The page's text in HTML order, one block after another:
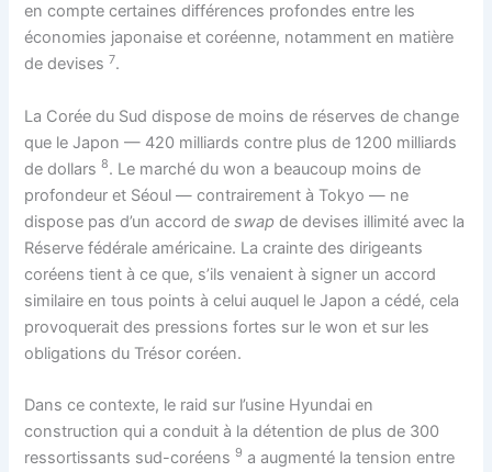
en compte certaines différences profondes entre les
économies japonaise et coréenne, notamment en matière
de devises 7.
La Corée du Sud dispose de moins de réserves de change
que le Japon — 420 milliards contre plus de 1200 milliards
de dollars8. Le marché du won a beaucoup moins de
profondeur et Séoul — contrairement à Tokyo — ne
dispose pas d’un accord deswap de devises illimité avec la
Réserve fédérale américaine. La crainte des dirigeants
coréens tient à ce que, s’ils venaient à signer un accord
similaire en tous points à celui auquel le Japon a cédé, cela
provoquerait des pressions fortes sur le won et sur les
obligations du Trésor coréen.
Dans ce contexte, le raid sur l’usine Hyundai en
construction qui a conduit à la détention de plus de 300
ressortissants sud-coréens9 a augmenté la tension entre